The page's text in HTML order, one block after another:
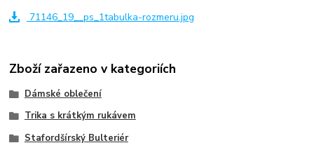
71146_19__ps_1tabulka-rozmeru.jpg
Zboží zařazeno v kategoriích
Dámské oblečení
Trika s krátkým rukávem
Stafordšírský Bulteriér